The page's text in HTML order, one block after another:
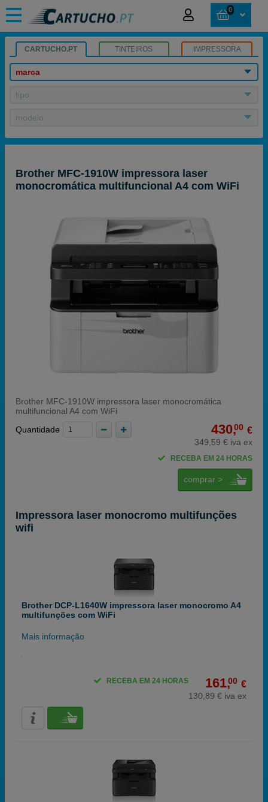
0
CARTUCHO.PT TINTEIROS IMPRESSORA
marca
tipo
modelo
Brother MFC-1910W impressora laser
monocromática multifuncional A4 com WiFi
Brother MFC-1910W impressora laser monocromática
multifuncional A4 com WiFi
Quantidade
430,00 €
349,59 € iva ex
RECEBA EM 24 HORAS
comprar >
Impressora laser monocromo multifunções
wifi
Brother DCP-L1640W impressora laser monocromo A4
multifunções com WiFi
Mais informação
161,00 €
130,89 € iva ex
RECEBA EM 24 HORAS